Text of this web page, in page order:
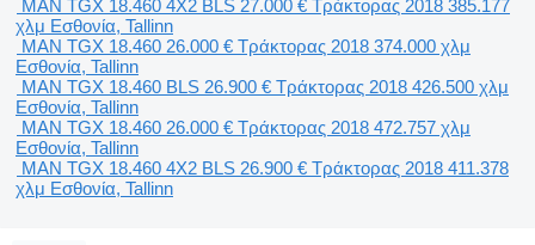
MAN TGX 18.460 4X2 BLS 27.000 € Τράκτορας 2018 385.177
χλμ Εσθονία, Tallinn
MAN TGX 18.460 26.000 € Τράκτορας 2018 374.000 χλμ
Εσθονία, Tallinn
MAN TGX 18.460 BLS 26.900 € Τράκτορας 2018 426.500 χλμ
Εσθονία, Tallinn
MAN TGX 18.460 26.000 € Τράκτορας 2018 472.757 χλμ
Εσθονία, Tallinn
MAN TGX 18.460 4X2 BLS 26.900 € Τράκτορας 2018 411.378
χλμ Εσθονία, Tallinn